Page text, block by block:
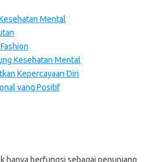
Mental
Kesehatan Mental
Kepercayaan Diri
yang Positif
hanya berfungsi sebagai penunjang